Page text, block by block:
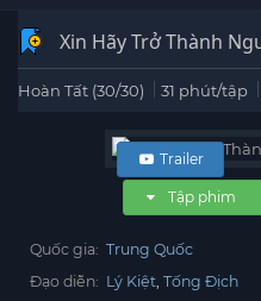
Xin Hãy Trở Thành
Hoàn Tất (30/30) 31 phút/tập
Trailer
Tập phim
Quốc gia: Trung Quốc
Đạo diễn: Lý Kiệt Tống Địch